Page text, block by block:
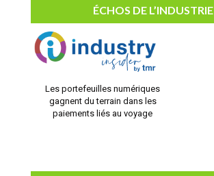
ÉCHOS DE L’INDUSTRIE
Les portefeuilles numériques
gagnent du terrain dans les
paiements liés au voyage